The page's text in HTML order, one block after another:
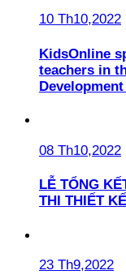
10 Th10,2022
KidsOnline
teachers in
08 Th10,2022
LỄ TỔNG
THI THIẾT
23 Th9,2022